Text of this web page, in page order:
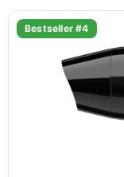
Bestseller #4